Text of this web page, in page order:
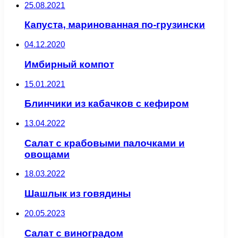
25.08.2021
Капуста, маринованная по-грузински
04.12.2020
Имбирный компот
15.01.2021
Блинчики из кабачков с кефиром
13.04.2022
Салат с крабовыми палочками и
овощами
18.03.2022
Шашлык из говядины
20.05.2023
Салат с виноградом